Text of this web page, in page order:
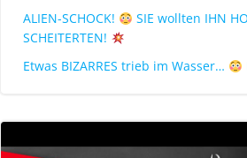
ALIEN-SCHOCK!
SIE wollten IHN
SCHEITERTEN!
Etwas BIZARRES trieb im Wasser…